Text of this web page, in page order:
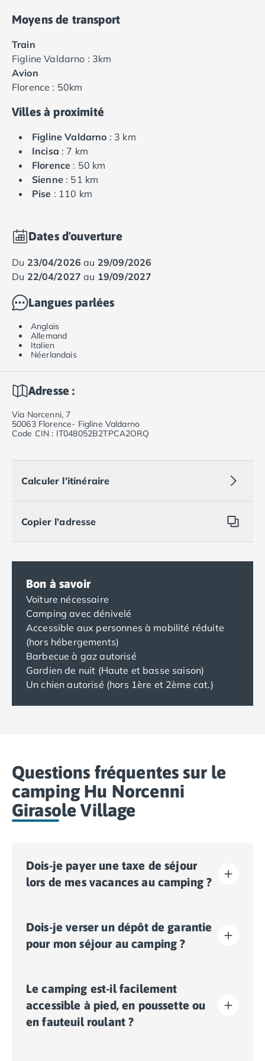
Moyens de transport
Train
Figline Valdarno : 3km
Avion
Florence : 50km
Villes à proximité
Figline Valdarno : 3 km
Incisa : 7 km
Florence : 50 km
Sienne: 51 km
Pise : 110 km
Dates d'ouverture
du 23/04/2026 au 29/09/2026
du 22/04/2027 au 19/09/2027
Langues parlées
Anglais
Allemand
Italien
Néerlandais
Adresse :
Via Norcenni, 7
50063 Florence- Figline Valdarno
Code CIN : IT048052B2TPCA2ORQ
Calculer l’itinéraire
Copier l’adresse
Bon à savoir
Voiture nécessaire
Camping avec dénivelé
Accessible aux personnes à mobilité réduite
(hors hébergements)
Barbecue à gaz autorisé
Gardien de nuit (Haute et basse saison)
Un chien autorisé (hors 1ère et 2ème cat.)
Questions fréquentes sur le
camping Hu Norcenni
Girasole Village
Dois-je payer une taxe de séjour
lors de mes vacances au camping ?
sites touristiques. Il vous faudra donc l’acquitter lors
de votre enregistrement en ligne ou une fois sur place.
Dois-je verser un dépôt de garantie
pour mon séjour au camping ?
votre enregistrement en ligne ou une fois sur place.
Le camping est-il facilement
accessible à pied, en poussette ou
en fauteuil roulant ?